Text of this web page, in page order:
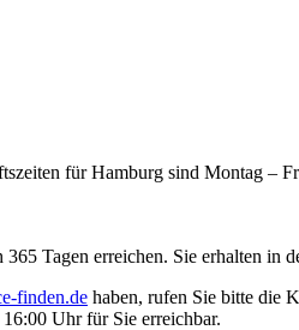
für Hamburg sind Montag
Tagen erreichen. Sie erhalten in
finden.de haben, rufen Sie bitte die
Uhr für Sie erreichbar.